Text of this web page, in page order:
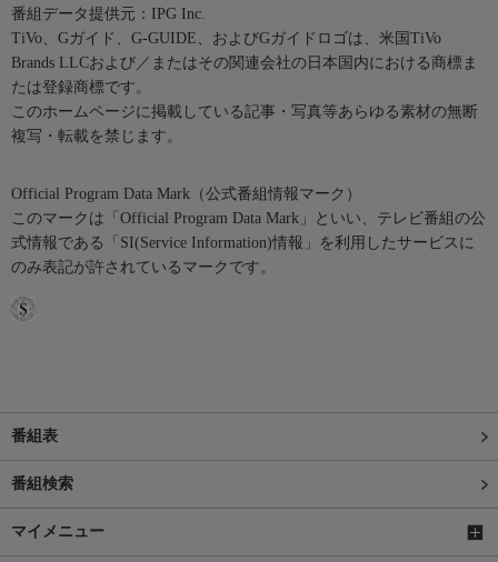
番組データ提供元：IPG Inc.
TiVo、Gガイド、G-GUIDE、およびGガイドロゴは、米国TiVo
Brands LLCおよび／またはその関連会社の日本国内における商標ま
たは登録商標です。
このホームページに掲載している記事・写真等あらゆる素材の無断
複写・転載を禁じます。
Official Program Data Mark（公式番組情報マーク）
このマークは「Official Program Data Mark」といい、テレビ番組の公
式情報である「SI(Service Information)情報」を利用したサービスに
のみ表記が許されているマークです。
番組表
番組検索
マイメニュー